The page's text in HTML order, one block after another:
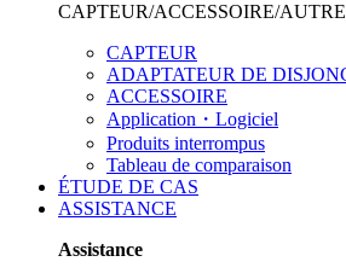
CAPTEUR/ACCESSOIRE/
CAPTEUR
ADAPTATEUR DE
ACCESSOIRE
Application・Logiciel
Produits interrompus
Tableau de comparaison
ÉTUDE DE CAS
ASSISTANCE
Assistance